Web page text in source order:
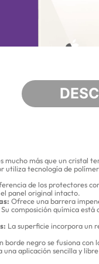
mucho más que un cristal
utiliza tecnología de
de los protectores
panel original intacto.
Ofrece una barrera
Su composición química
La superficie incorpora un
borde negro se fusiona
una aplicación sencilla y